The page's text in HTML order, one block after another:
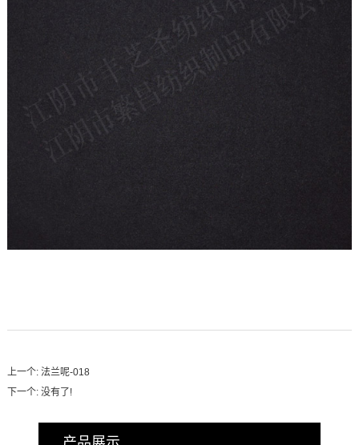
上一个: 法兰呢-018
下一个: 没有了!